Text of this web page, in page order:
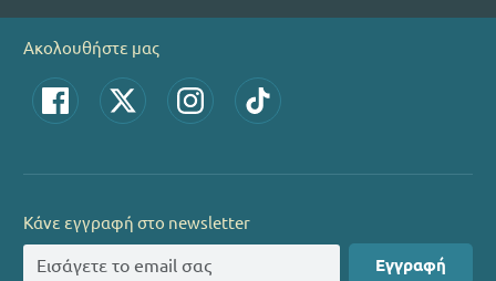
Ακολουθήστε μας
Κάνε εγγραφή στο newsletter
Εγγραφή